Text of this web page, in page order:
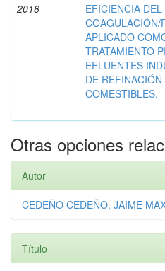
2018
EFICIENCIA
COAGULACIÓN/
APLICADO
TRATAMIENTO
EFLUENTES
DE
COMESTIBLES.
Otras opciones
Autor
CEDEÑO CEDEÑO, JAIME
Título